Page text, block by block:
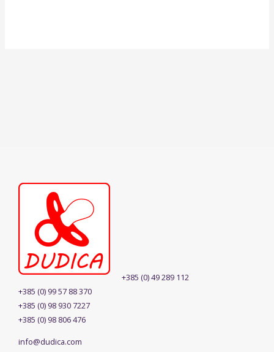
+385 (0) 49 289 112
+385 (0) 99 57 88 370
+385 (0) 98 930 7227
+385 (0) 98 806 476
info@dudica.com